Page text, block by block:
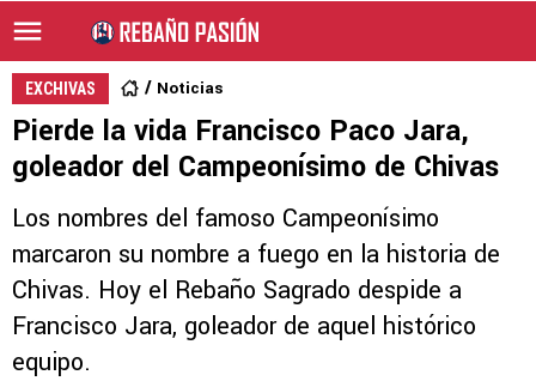
EXCHIVAS Noticias
Pierde la vida Francisco Paco Jara,
goleador del Campeonísimo de Chivas
Los nombres del famoso Campeonísimo
marcaron su nombre a fuego en la historia de
Chivas. Hoy el Rebaño Sagrado despide a
Francisco Jara, goleador de aquel histórico
equipo.